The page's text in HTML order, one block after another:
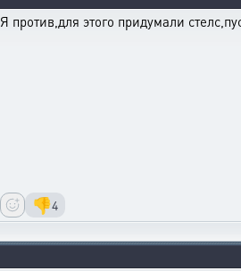
Я против,для этого придумали
👎4